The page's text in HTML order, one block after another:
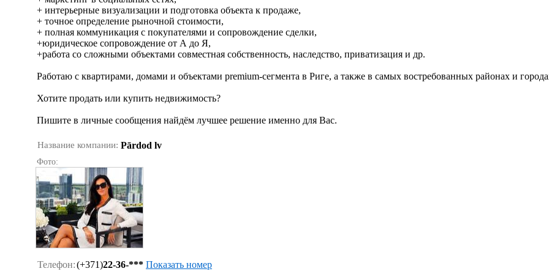
+ интерьерные визуализации и подготовка объекта к продаже,
+ точное определение рыночной стоимости,
+ полная коммуникация с покупателями и сопровождение сделки,
+юридическое сопровождение от А до Я,
+работа со сложными объектами совместная собственность, наследство, приватизация и др.
Работаю с квартирами, домами и объектами premium-сегмента в Риге, а также в самых востребованных районах и
Хотите продать или купить недвижимость?
Пишите в личные сообщения найдём лучшее решение именно для Вас.
Название компании: Pārdod lv
Фото:
Телефон:(+371)22-36-*** Показать номер